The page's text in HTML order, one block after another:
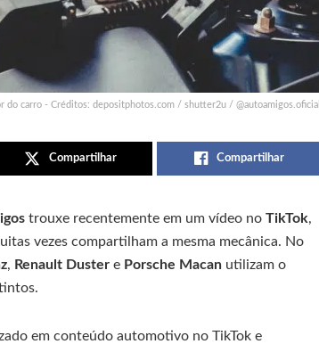
do carro - Créditos: depositphotos.com / shutter2u / @autoamigos.oficial
Compartilhar Compartilhar
trouxe recentemente em um vídeo no TikTok,
vezes compartilham a mesma mecânica. No
, Renault Duster e Porsche Macan utilizam o
em conteúdo automotivo no TikTok e